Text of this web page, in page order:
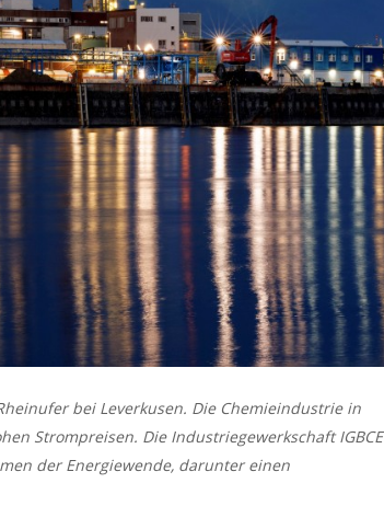
bei Leverkusen. Die Chemieindustrie in
Strompreisen. Die Industriegewerkschaft IGBCE
der Energiewende, darunter einen